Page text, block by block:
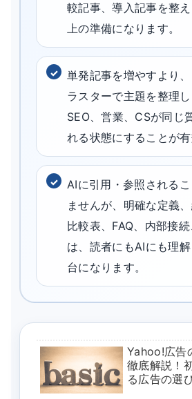
較記事、導入記事を整
上の準備になります。
単発記事を増やすより
ラスターで主題を整理し
SEO、営業、CSが同じ
れる状態にすることが有
AIに引用・参照される
ませんが、明確な定義、
比較表、FAQ、内部接
は、読者にもAIにも理
台になります。
Yahoo!広告
徹底解説！
る広告の選